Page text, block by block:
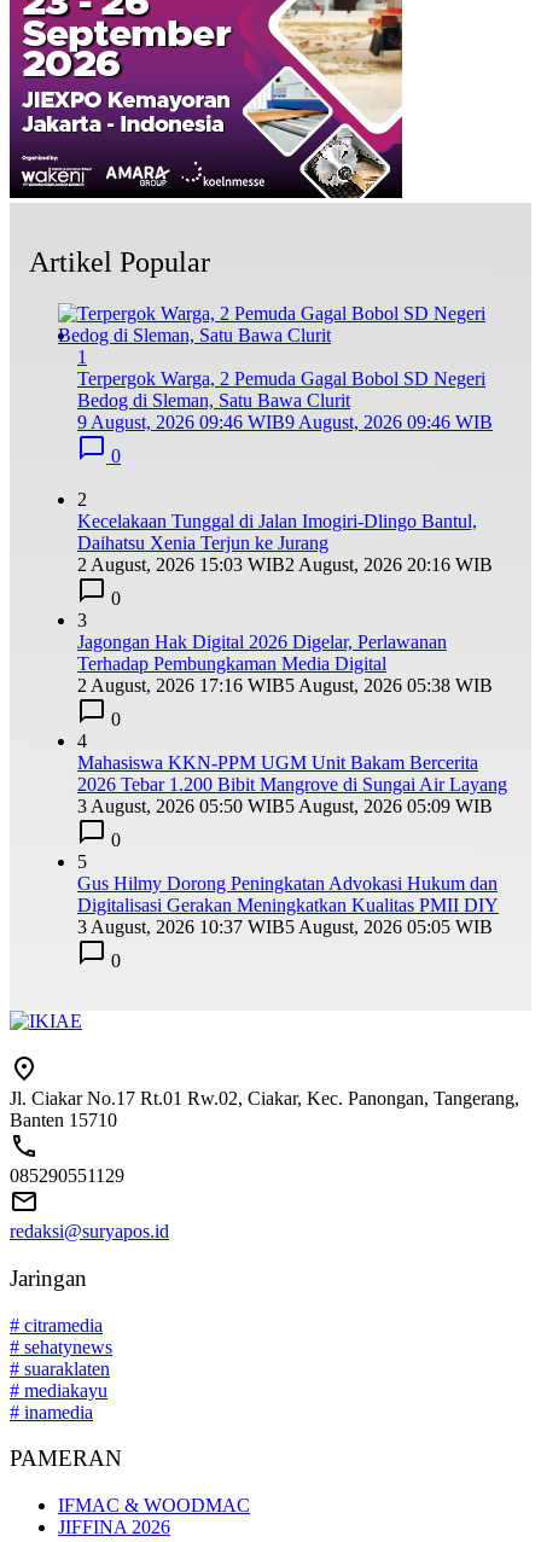
Artikel Popular
1
Terpergok Warga, 2 Pemuda Gagal Bobol SD Negeri
Bedog di Sleman, Satu Bawa Clurit
9 August, 2026 09:46 WIB9 August, 2026 09:46 WIB
0
2
Kecelakaan Tunggal di Jalan Imogiri-Dlingo Bantul,
Daihatsu Xenia Terjun ke Jurang
2 August, 2026 15:03 WIB2 August, 2026 20:16 WIB
0
3
Jagongan Hak Digital 2026 Digelar, Perlawanan
Terhadap Pembungkaman Media Digital
2 August, 2026 17:16 WIB5 August, 2026 05:38 WIB
0
4
Mahasiswa KKN-PPM UGM Unit Bakam Bercerita
2026 Tebar 1.200 Bibit Mangrove di Sungai Air Layang
3 August, 2026 05:50 WIB5 August, 2026 05:09 WIB
0
5
Gus Hilmy Dorong Peningkatan Advokasi Hukum dan
Digitalisasi Gerakan Meningkatkan Kualitas PMII DIY
3 August, 2026 10:37 WIB5 August, 2026 05:05 WIB
0
Jl. Ciakar No.17 Rt.01 Rw.02, Ciakar, Kec. Panongan, Tangerang,
Banten 15710
085290551129
redaksi@suryapos.id
Jaringan
# citramedia
# sehatynews
# suaraklaten
# mediakayu
# inamedia
PAMERAN
IFMAC & WOODMAC
JIFFINA 2026